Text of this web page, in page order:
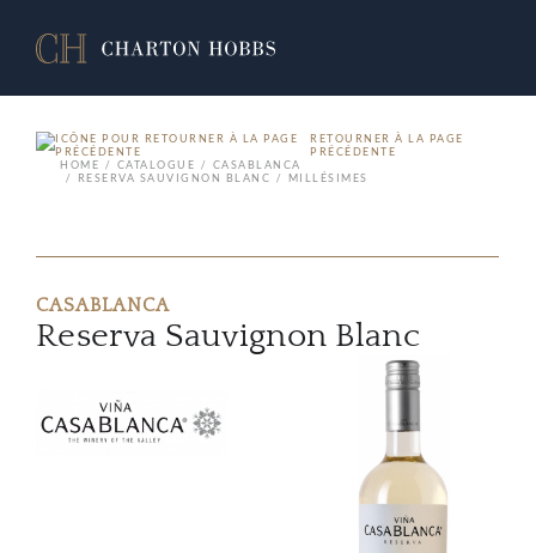
RETOURNER À LA PAGE
PRÉCÉDENTE
HOME
CATALOGUE
CASABLANCA
RESERVA SAUVIGNON BLANC
MILLÉSIMES
CASABLANCA
Reserva Sauvignon Blanc